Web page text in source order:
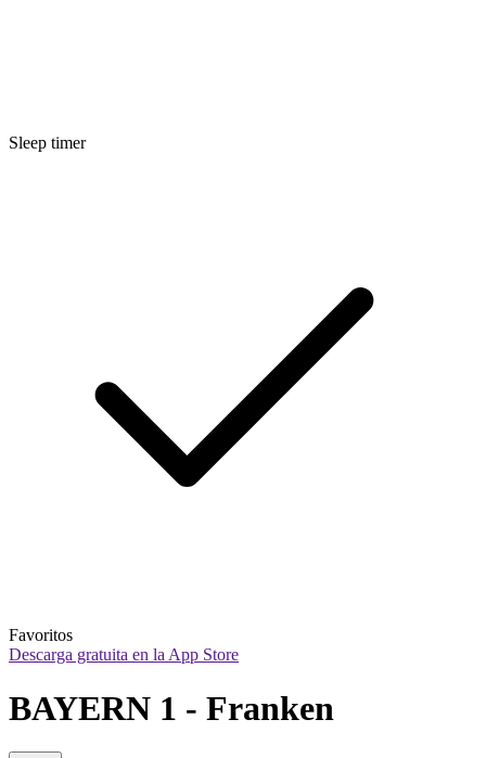
Sleep timer
Favoritos
Descarga gratuita en la App Store
BAYERN 1 - Franken